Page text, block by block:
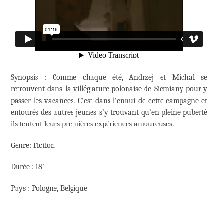
Synopsis : Comme chaque été, Andrzej et Michal se
retrouvent dans la villégiature polonaise de Siemiany pour y
passer les vacances. C’est dans l’ennui de cette campagne et
entourés des autres jeunes s’y trouvant qu’en pleine puberté
ils tentent leurs premières expériences amoureuses.
Genre: Fiction
Durée : 18′
Pays : Pologne, Belgique